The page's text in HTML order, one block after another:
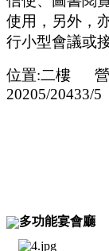
使用，另外，
行小型會議或
位置:二樓 營
20205/20433/5
多功能宴會廳